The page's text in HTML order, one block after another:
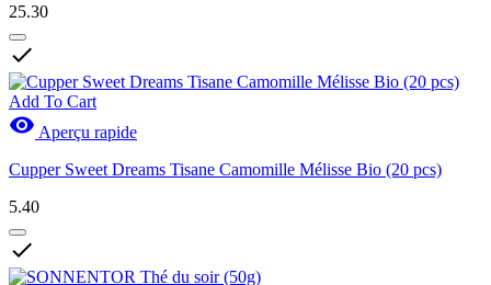
25.30

Add To Cart
 Aperçu rapide
Cupper Sweet Dreams Tisane Camomille Mélisse Bio (20 pcs)
5.40
